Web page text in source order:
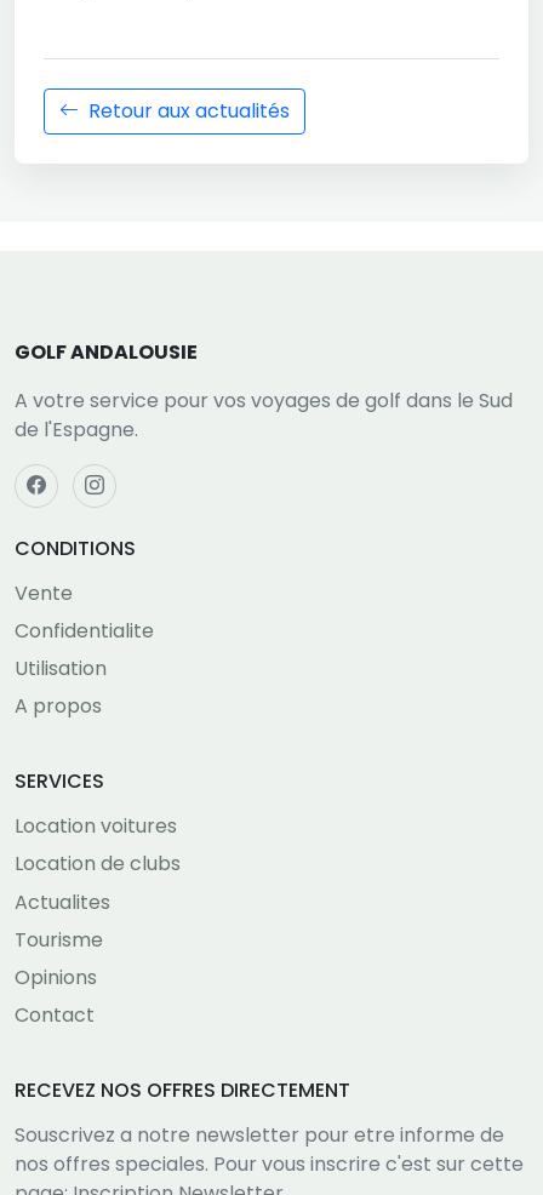
Retour aux actualités
GOLF ANDALOUSIE
A votre service pour vos voyages de golf dans le Sud
de l'Espagne.
CONDITIONS
Vente
Confidentialite
Utilisation
A propos
SERVICES
Location voitures
Location de clubs
Actualites
Tourisme
Opinions
Contact
RECEVEZ NOS OFFRES DIRECTEMENT
Souscrivez a notre newsletter pour etre informe de
nos offres speciales. Pour vous inscrire c'est sur cette